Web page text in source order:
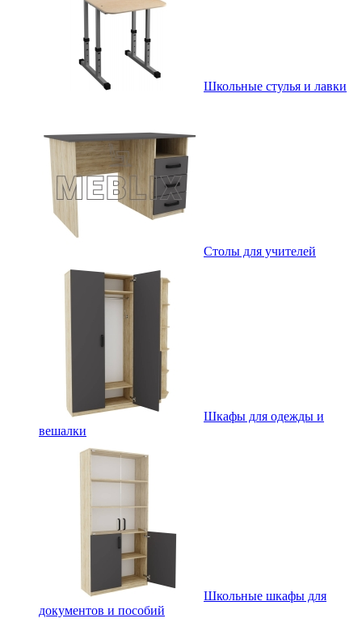
Школьные стулья и лавки
Столы для учителей
Шкафы для одежды и
вешалки
Школьные шкафы для
документов и пособий